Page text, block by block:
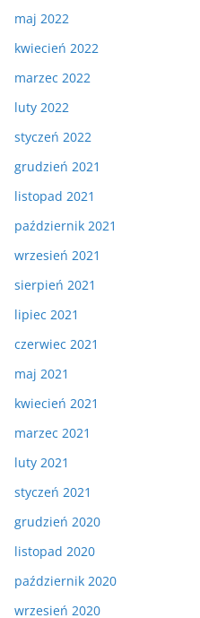
maj 2022
kwiecień 2022
marzec 2022
luty 2022
styczeń 2022
grudzień 2021
listopad 2021
październik 2021
wrzesień 2021
sierpień 2021
lipiec 2021
czerwiec 2021
maj 2021
kwiecień 2021
marzec 2021
luty 2021
styczeń 2021
grudzień 2020
listopad 2020
październik 2020
wrzesień 2020